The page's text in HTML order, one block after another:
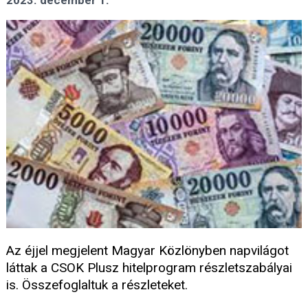
Az éjjel megjelent Magyar Közlönyben napvilágot
láttak a CSOK Plusz hitelprogram részletszabályai
is. Összefoglaltuk a részleteket.